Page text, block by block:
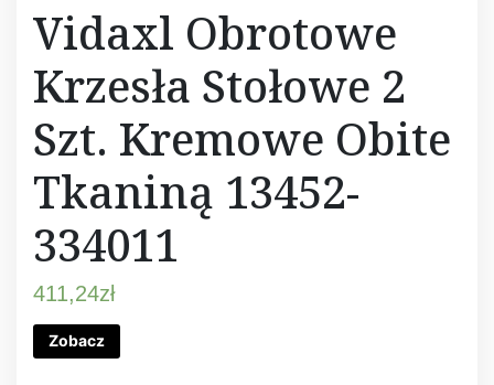
Vidaxl Obrotowe
Krzesła Stołowe 2
Szt. Kremowe Obite
Tkaniną 13452-
334011
411,24zł
Zobacz